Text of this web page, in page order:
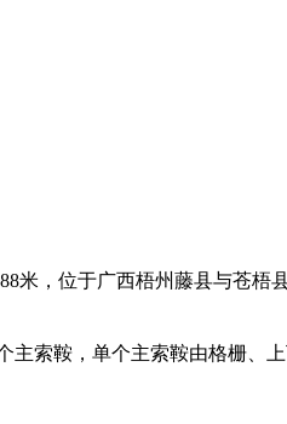
，位于广西梧州藤县与苍梧
索鞍，单个主索鞍由格栅、上